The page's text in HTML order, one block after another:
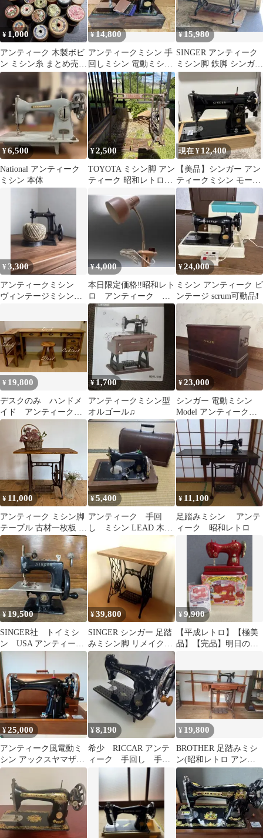
¥ 1,000
アンティーク 木製ボビ
ン ミシン糸 まとめ売り
24個セット
¥14,800
アンティークミシン 手
回しミシン 電動ミシン
足ふみミシン レザーク
ラフト 革
¥15,980
SINGER アンティーク
ミシン脚 鉄脚 シンガー
¥6,500
National アンティーク
ミシン 本体
¥2,500
TOYOTA ミシン脚 アン
ティーク 昭和レトロ。
ィーク。
現在 ¥ 12,400
【美品】シンガー アン
ティークミシン モータ
ー+ペダル付
¥3,300
アンティークミシン
ヴィンテージミシン
¥4,000
本日限定価格‼️昭和レト
ロ アンティーク ミ
シンライト 未使用品
¥24,000
ミシン アンティーク ビ
ンテージ scrum可動品❗️
¥ 19,800
デスクのみ ハンドメ
イド アンティーク
作業台 ミシン台 長
机 ジャコビアン
¥1,700
アンティークミシン型
オルゴール♫
¥23,000
シンガー 電動ミシン
Model アンティーク
（英国製）
¥ 11,000
アンティーク ミシン脚
テーブル 古材一枚板 飾
り台 足踏みミシン
X156
¥5,400
アンティーク 手回
し ミシン LEAD 木製
ケース付［ジャンク］
¥ 11,100
足踏みミシン アンテ
ィーク 昭和レトロ
¥ 19,500
SINGER社 トイミシ
ン USA アンティー
ク ビンテージ ディ
スプレイ
¥39,800
SINGER シンガー 足踏
みミシン脚 リメイクテ
ーブル アンティーク 鉄
¥9,900
【平成レトロ】【極美
品】【完品】明日のナ
¥25,000
アンティーク風電動ミ
シン アックスヤマザキ
HA-1 ハンドル プリテ
ンション付
¥8,190
希少 RICCAR アンテ
ィーク 手回し 手
動 ミシン 美品
¥ 19,800
BROTHER 足踏みミシ
ン(昭和レトロ アンテ
ィーク) ※引取り&期間
限定